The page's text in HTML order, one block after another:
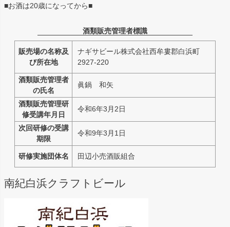
■お酒は20歳になってから■
酒類販売管理者標識
販売場の名称及
び所在地
ナギサビール株式会社西牟婁郡白浜町
2927-220
酒類販売管理者
の氏名
眞鍋 和矢
酒類販売管理研
修受講年月日
令和6年3月2日
次回研修の受講
期限
令和9年3月1日
研修実施団体名 田辺小売酒販組合
南紀白浜クラフトビール